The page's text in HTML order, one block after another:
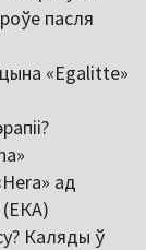
пасля
«Egalitte»
ад
(ЕКА)
Каляды ў